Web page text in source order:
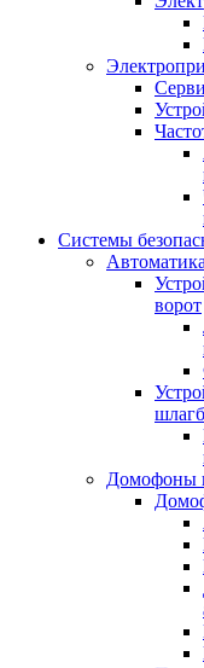
Системы
ворот
Домофоны